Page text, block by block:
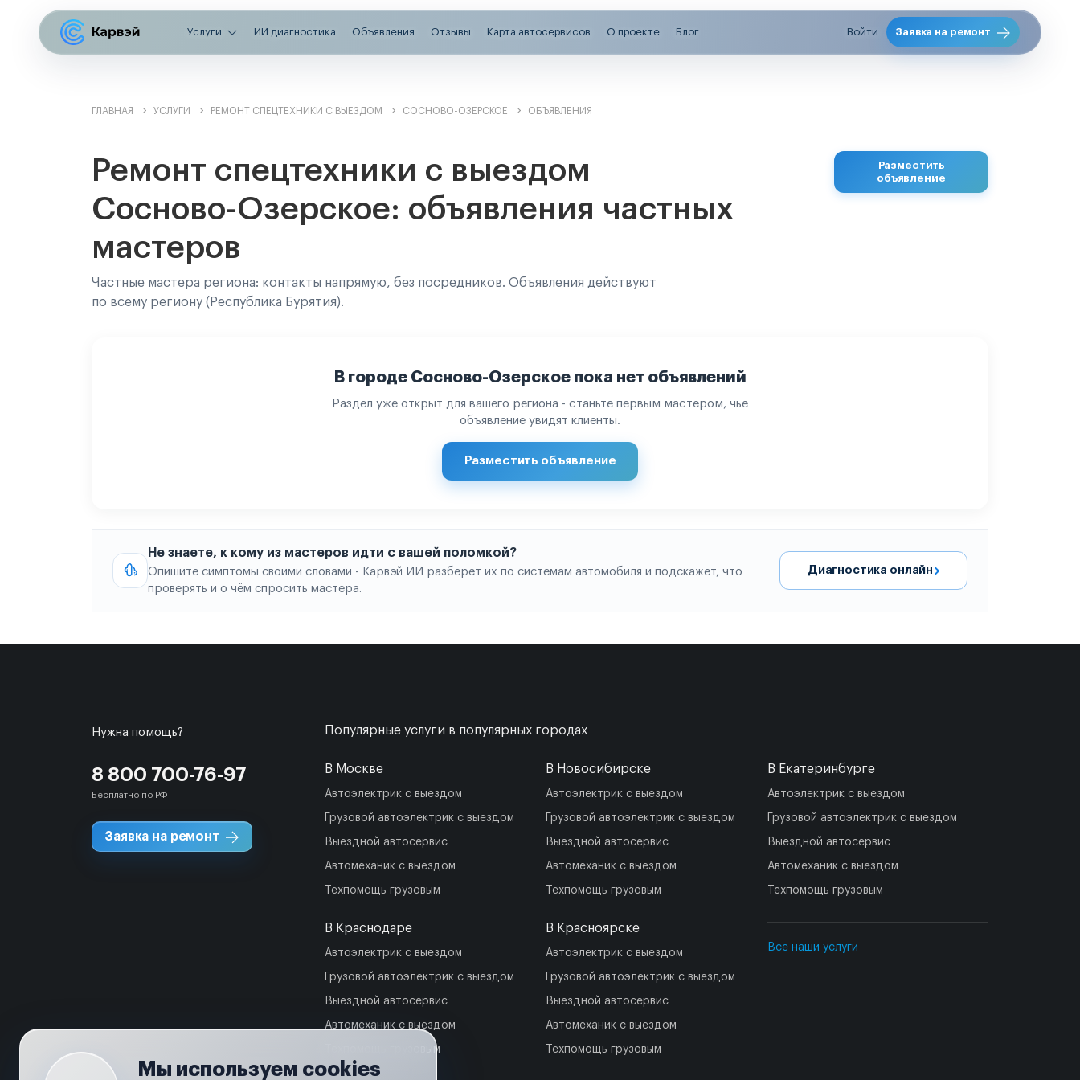
Услуги ИИ диагностика Объявления Отзывы Карта автосервисов О проекте Блог Войти Заявка на ремонт
ГЛАВНАЯ УСЛУГИ РЕМОНТ СПЕЦТЕХНИКИ С ВЫЕЗДОМ СОСНОВО-ОЗЕРСКОЕ ОБЪЯВЛЕНИЯ
Ремонт спецтехники с выездом
Сосново-Озерское: объявления частных
мастеров
Частные мастера региона: контакты напрямую, без посредников. Объявления действуют
по всему региону (Республика Бурятия).
Разместить
объявление
В городе Сосново-Озерское пока нет объявлений
Раздел уже открыт для вашего региона - станьте первым мастером, чьё
объявление увидят клиенты.
Разместить объявление
Не знаете, к кому из мастеров идти с вашей поломкой?
Опишите симптомы своими словами - Карвэй ИИ разберёт их по системам автомобиля и подскажет, что
проверять и о чём спросить мастера.
Диагностика онлайн
Нужна помощь?
8 800 700-76-97
Бесплатно по РФ
Заявка на ремонт
Популярные услуги в популярных городах
В Москве
Автоэлектрик с выездом
Грузовой автоэлектрик с выездом
Выездной автосервис
Автомеханик с выездом
Техпомощь грузовым
В Краснодаре
Автоэлектрик с выездом
Грузовой автоэлектрик с выездом
Выездной автосервис
Автомеханик с выездом
Техпомощь грузовым
В Новосибирске
Автоэлектрик с выездом
Грузовой автоэлектрик с выездом
Выездной автосервис
Автомеханик с выездом
Техпомощь грузовым
В Красноярске
Автоэлектрик с выездом
Грузовой автоэлектрик с выездом
Выездной автосервис
Автомеханик с выездом
Техпомощь грузовым
В Екатеринбурге
Автоэлектрик с выездом
Грузовой автоэлектрик с выездом
Выездной автосервис
Автомеханик с выездом
Техпомощь грузовым
Все наши услуги
Мы используем cookies